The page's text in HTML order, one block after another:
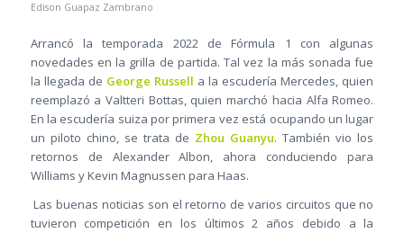
Edison Guapaz Zambrano
Arrancó la temporada 2022 de Fórmula 1 con algunas
novedades en la grilla de partida. Tal vez la más sonada fue
la llegada de George Russell a la escudería Mercedes, quien
reemplazó a Valtteri Bottas, quien marchó hacia Alfa Romeo.
En la escudería suiza por primera vez está ocupando un lugar
un piloto chino, se trata de Zhou Guanyu. También vio los
retornos de Alexander Albon, ahora conduciendo para
Williams y Kevin Magnussen para Haas.
Las buenas noticias son el retorno de varios circuitos que no
tuvieron competición en los últimos 2 años debido a la